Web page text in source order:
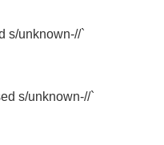
s/unknown-//`
s/unknown-//`